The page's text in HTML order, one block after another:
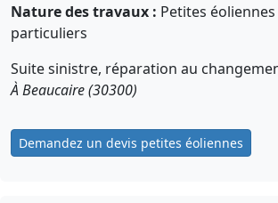
Nature des travaux : Petites
particuliers
Suite sinistre, réparation au
À Beaucaire (30300)
Demandez un devis petites éoliennes